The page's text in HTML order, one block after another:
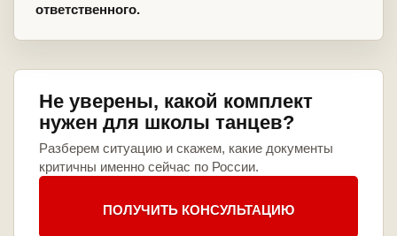
ответственного.
Не уверены, какой комплект
нужен для школы танцев?
Разберем ситуацию и скажем, какие документы
критичны именно сейчас по России.
ПОЛУЧИТЬ КОНСУЛЬТАЦИЮ